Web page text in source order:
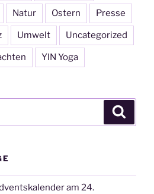
Natur Ostern Presse
Umwelt Uncategorized
YIN Yoga
am 24.